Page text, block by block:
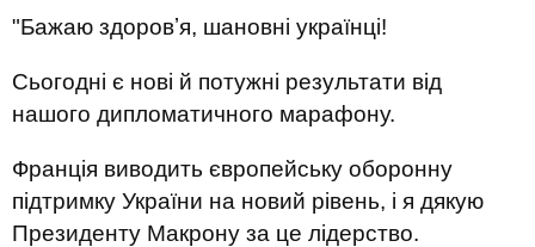
"Бажаю здоровʼя, шановні українці!
Сьогодні є нові й потужні результати від
нашого дипломатичного марафону.
Франція виводить європейську оборонну
підтримку України на новий рівень, і я дякую
Президенту Макрону за це лідерство.